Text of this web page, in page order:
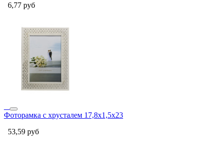
6,77 руб
Фоторамка с хрусталем 17,8х1,5х23
53,59 руб